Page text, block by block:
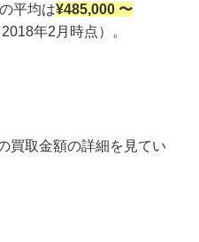
平均は¥485,000 〜
年2月時点）。
買取金額の詳細を見てい